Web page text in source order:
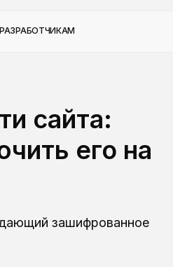
РАЗРАБОТЧИКАМ
сайта:
его на
зашифрованное